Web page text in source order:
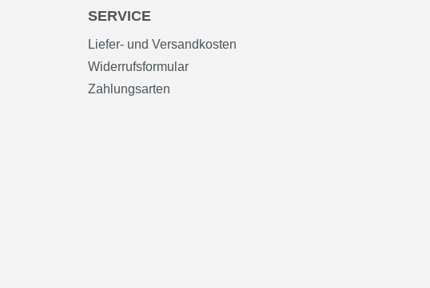
SERVICE
Liefer- und Versandkosten
Widerrufsformular
Zahlungsarten